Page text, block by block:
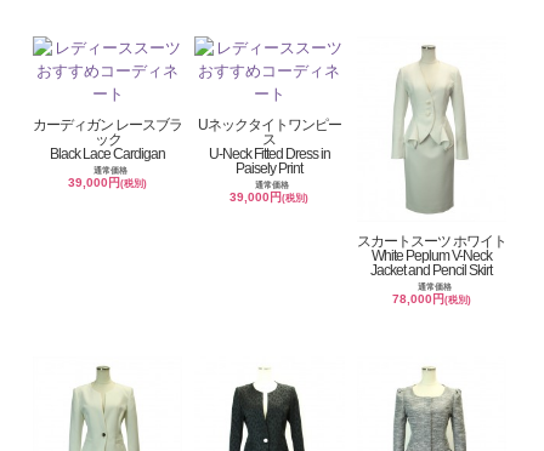
カーディガン レースブラ
ック
Black Lace Cardigan
通常価格
39,000円(税別)
Uネックタイトワンピー
ス
U-Neck Fitted Dress in
Paisely Print
通常価格
39,000円(税別)
スカートスーツ ホワイト
White Peplum V-Neck
Jacket and Pencil Skirt
通常価格
78,000円 (税別)